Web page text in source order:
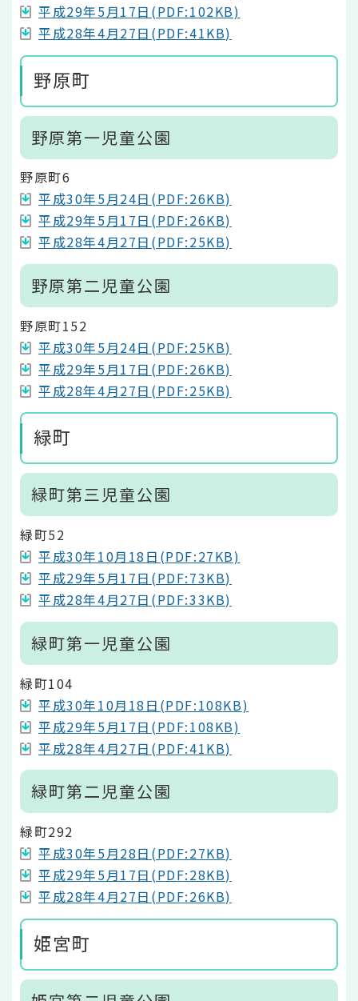
平成29年5月17日(PDF:102KB)
平成28年4月27日(PDF:41KB)
野原町
野原第一児童公園
野原町6
平成30年5月24日(PDF:26KB)
平成29年5月17日(PDF:26KB)
平成28年4月27日(PDF:25KB)
野原第二児童公園
野原町152
平成30年5月24日(PDF:25KB)
平成29年5月17日(PDF:26KB)
平成28年4月27日(PDF:25KB)
緑町
緑町第三児童公園
緑町52
平成30年10月18日(PDF:27KB)
平成29年5月17日(PDF:73KB)
平成28年4月27日(PDF:33KB)
緑町第一児童公園
緑町104
平成30年10月18日(PDF:108KB)
平成29年5月17日(PDF:108KB)
平成28年4月27日(PDF:41KB)
緑町第二児童公園
緑町292
平成30年5月28日(PDF:27KB)
平成29年5月17日(PDF:28KB)
平成28年4月27日(PDF:26KB)
姫宮町